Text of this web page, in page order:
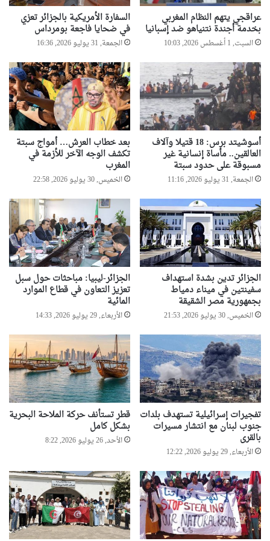
ز
ا
ئ
"
ي
و
ق
ع
ا
ن
إ
ت
ف
ق
ي
ة
ل
ص
ا
ل
ح
ا
ل
ش
ر
ك
ا
ت
ا
ل
ص
غ
ي
ر
ة
و
ا
ل
م
غ
ل
د
ر
ا
ل
ج
ز
ا
ئ
ر
ف
ي
ع
ا
ي
ة
ا
ل
م
ح
ا
د
ث
ا
ت
ا
ل
ف
ل
س
ط
ي
ن
ي
ة
عراقجي يتهم النظام المغربي
بخدمة أجندة نتنياهو ضد إسبانيا
السبت, 1 أغسطس 2026, 10:03
السفارة الأمريكية بالجزائر تعزي
في ضحايا فاجعة بومرداس
الجمعة, 31 يوليو 2026, 16:36
أسوشيتد برس: 18 قتيلا وآلاف
العالقين.. مأساة إنسانية غير
مسبوقة على حدود سبتة
الجمعة, 31 يوليو 2026, 11:16
بعد خطاب العرش… أمواج سبتة
تكشف الوجه الآخر للأزمة في
المغرب
الخميس, 30 يوليو 2026, 22:58
الجزائر تدين بشدة استهداف
سفينتين في ميناء دمياط
بجمهورية مصر الشقيقة
الخميس, 30 يوليو 2026, 21:53
الجزائر-ليبيا: مباحثات حول سبل
تعزيز التعاون في قطاع الموارد
المائية
الأربعاء, 29 يوليو 2026, 14:33
تفجيرات إسرائيلية تستهدف بلدات
جنوب لبنان مع انتشار مسيرات
بالقرى
الأربعاء, 29 يوليو 2026, 12:22
قطر تستأنف حركة الملاحة البحرية
بشكل كامل
الأحد, 26 يوليو 2026, 8:22